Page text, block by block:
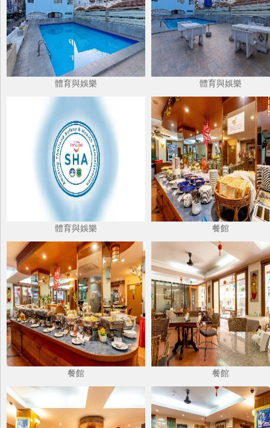
體育與娛樂 體育與娛樂
體育與娛樂 餐館
餐館 餐館